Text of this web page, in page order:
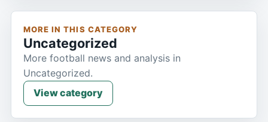
MORE IN THIS CATEGORY
Uncategorized
More football news and analysis in
Uncategorized.
View category